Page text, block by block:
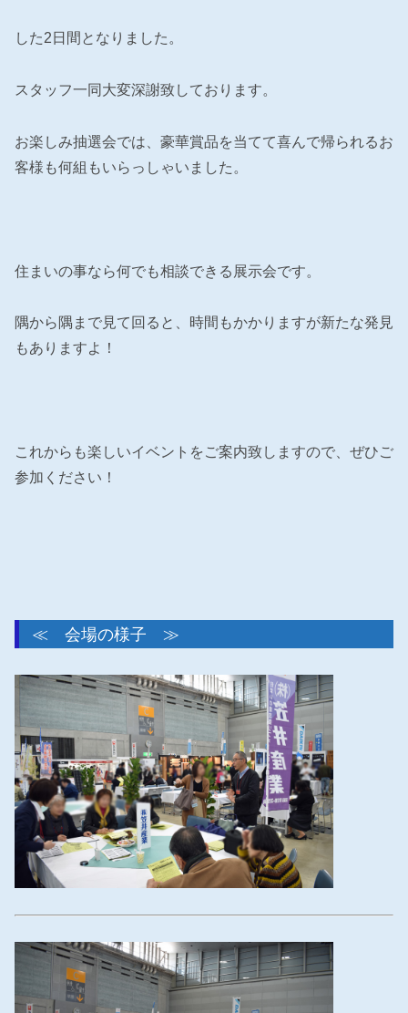
した2日間となりました。
スタッフ一同大変深謝致しております。
お楽しみ抽選会では、豪華賞品を当てて喜んで帰られるお
客様も何組もいらっしゃいました。
住まいの事なら何でも相談できる展示会です。
隅から隅まで見て回ると、時間もかかりますが新たな発見
もありますよ！
これからも楽しいイベントをご案内致しますので、ぜひご
参加ください！
≪ 会場の様子 ≫